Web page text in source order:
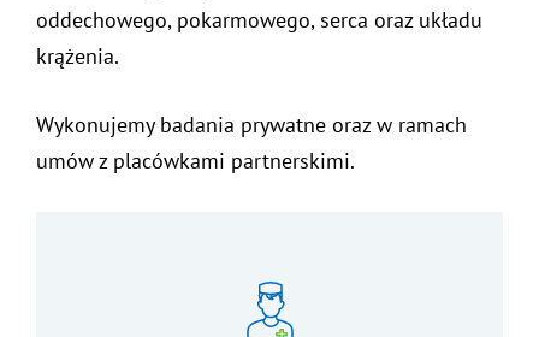
oddechowego, pokarmowego, serca oraz układu
krążenia.
Wykonujemy badania prywatne oraz w ramach
umów z placówkami partnerskimi.